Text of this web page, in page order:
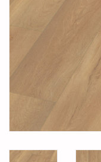
Merken